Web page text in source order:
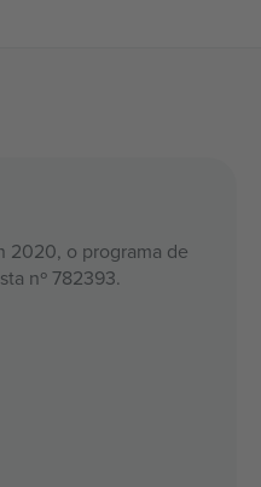
2020, o programa de
nº 782393.